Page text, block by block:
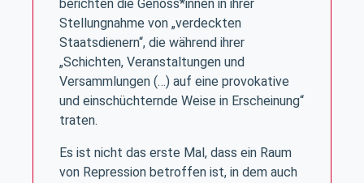
berichten die Genoss*innen in ihrer
Stellungnahme von „verdeckten
Staatsdienern“, die während ihrer
„Schichten, Veranstaltungen und
Versammlungen (…) auf eine provokative
und einschüchternde Weise in Erscheinung“
traten.
Es ist nicht das erste Mal, dass ein Raum
von Repression betroffen ist, in dem auch